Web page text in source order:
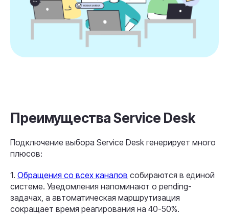
Преимущества Service Desk
Подключение выбора Service Desk генерирует много
плюсов:
1. Обращения со всех каналов собираются в единой
системе. Уведомления напоминают о pending-
задачах, а автоматическая маршрутизация
сокращает время реагирования на 40-50%.